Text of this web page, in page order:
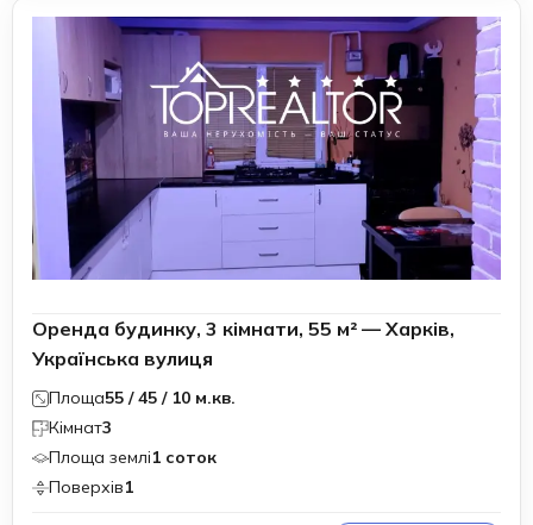
Оренда будинку, 3 кімнати, 55 м² — Харків,
Українська вулиця
Площа55 / 45 / 10 м.кв.
Кімнат3
Площа землі1 соток
Поверхів1